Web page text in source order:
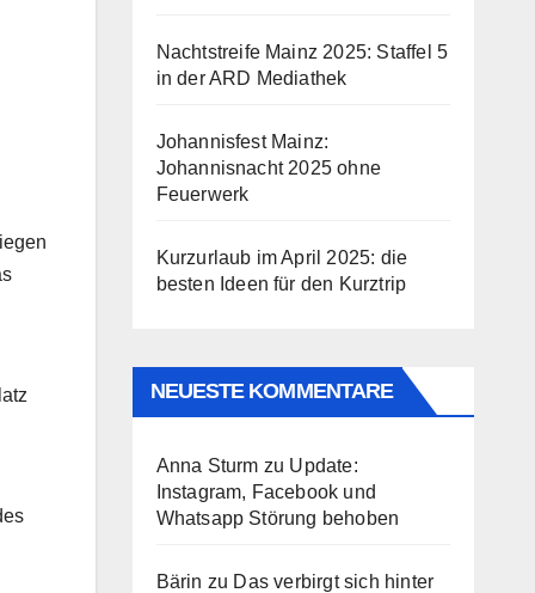
Nachtstreife Mainz 2025: Staffel 5
in der ARD Mediathek
Johannisfest Mainz:
Johannisnacht 2025 ohne
Feuerwerk
Kurzurlaub im April 2025: die
besten Ideen für den Kurztrip
NEUESTE KOMMENTARE
Anna Sturm zu Update:
Instagram, Facebook und
Whatsapp Störung behoben
Bärin zu Das verbirgt sich hinter